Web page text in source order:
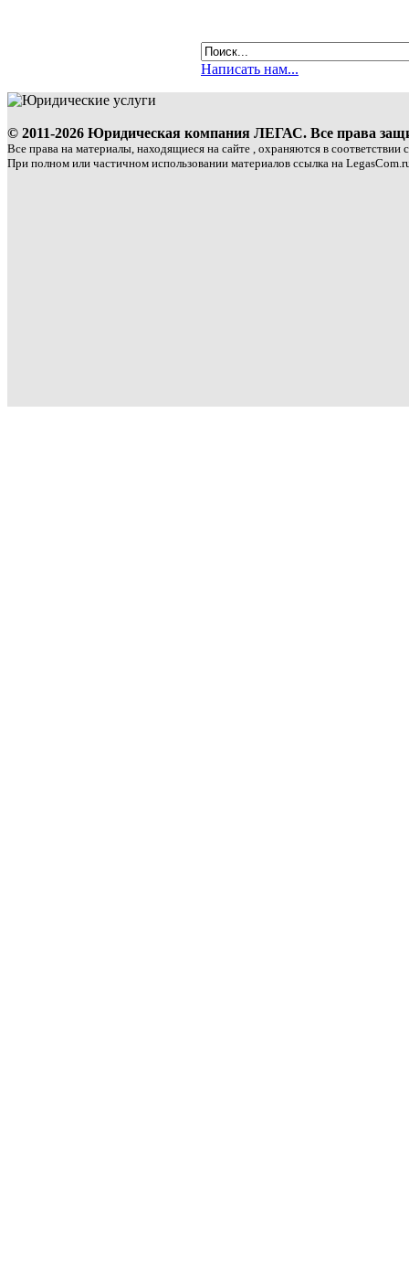
Написать нам...
© 2011-2026 Юридическая компания ЛЕГАС. Все права
Все права на материалы, находящиеся на сайте , охраняются в соответствии
При полном или частичном использовании материалов ссылка на